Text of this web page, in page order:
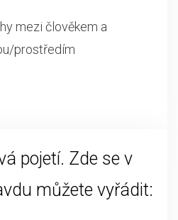
mezi člověkem a
prostředím
pojetí. Zde se v
můžete vyřádit: